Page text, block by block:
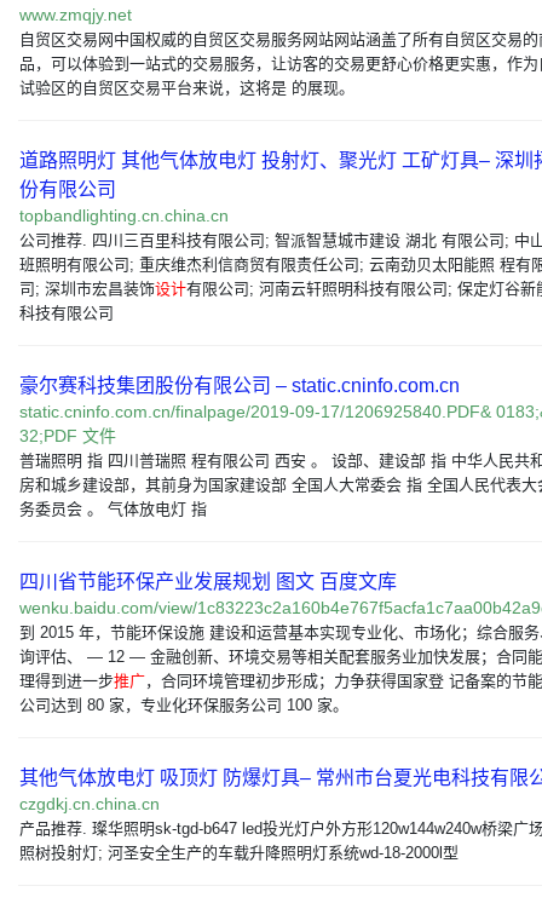
www.zmqjy.net
自贸区交易网中国权威的自贸区交易服务网站网站涵盖了所有自贸区交易的
品，可以体验到一站式的交易服务，让访客的交易更舒心价格更实惠，作为
试验区的自贸区交易平台来说，这将是 的展现。
道路照明灯 其他气体放电灯 投射灯、聚光灯 工矿灯具– 深圳
份有限公司
topbandlighting.cn.china.cn
公司推荐. 四川三百里科技有限公司; 智派智慧城市建设 湖北 有限公司; 中
班照明有限公司; 重庆维杰利信商贸有限责任公司; 云南劲贝太阳能照 程有
司; 深圳市宏昌装饰设计有限公司; 河南云轩照明科技有限公司; 保定灯谷新
科技有限公司
豪尔赛科技集团股份有限公司 – static.cninfo.com.cn
static.cninfo.com.cn/finalpage/2019-09-17/1206925840.PDF&
32;PDF 文件
普瑞照明 指 四川普瑞照 程有限公司 西安 。 设部、建设部 指 中华人民共
房和城乡建设部，其前身为国家建设部 全国人大常委会 指 全国人民代表大
务委员会 。 气体放电灯 指
四川省节能环保产业发展规划 图文 百度文库
wenku.baidu.com/view/
到 2015 年，节能环保设施 建设和运营基本实现专业化、市场化；综合服
询评估、 — 12 — 金融创新、环境交易等相关配套服务业加快发展；合同
理得到进一步推广，合同环境管理初步形成；力争获得国家登 记备案的节
公司达到 80 家，专业化环保服务公司 100 家。
其他气体放电灯 吸顶灯 防爆灯具– 常州市台夏光电科技有限
czgdkj.cn.china.cn
产品推荐. 璨华照明sk-tgd-b647 led投光灯户外方形120w144w240w桥梁广
照树投射灯; 河圣安全生产的车载升降照明灯系统wd-18-2000l型